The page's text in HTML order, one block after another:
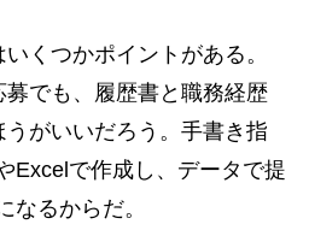
くつかポイントがある。
募でも、履歴書と職務経歴
がいいだろう。手書き指
Excelで作成し、データで提
なるからだ。